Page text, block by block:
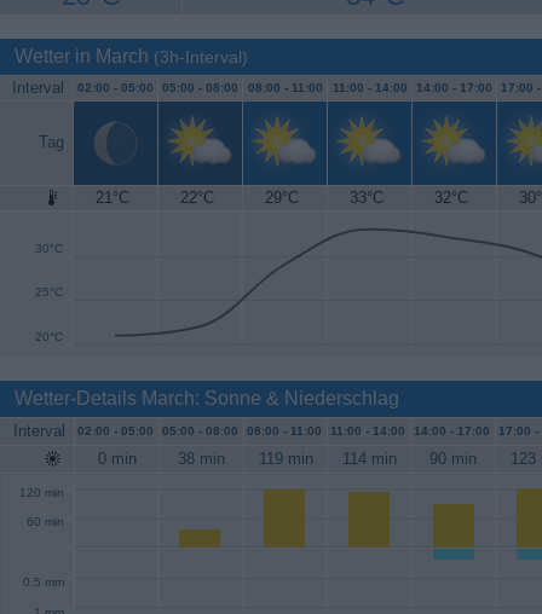
Wetter in March (3h-Interval)
Interval 02:00 - 05:00 05:00 - 08:00 08:00 - 11:00 11:00 - 14:00 14:00 - 17:00 17:00
Tag
21°C 22°C 29°C 33°C 32°C
20°C
25°C
30°C
35°C
Wetter-Details March: Sonne & Niederschlag
Interval 02:00 - 05:00 05:00 - 08:00 08:00 - 11:00 11:00 - 14:00 14:00 - 17:00 17:00 -
0 min 38 min 119 min 114 min 90 min 123
60 min
120 min
0.5 mm